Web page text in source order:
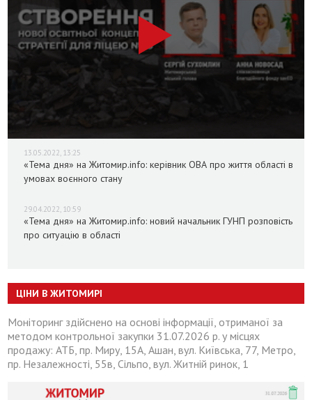
13.05.2022, 13:25
«Тема дня» на Житомир.info: керівник ОВА про життя області в
умовах воєнного стану
29.04.2022, 10:59
«Тема дня» на Житомир.info: новий начальник ГУНП розповість
про ситуацію в області
ЦІНИ В ЖИТОМИРІ
Моніторинг здійснено на основі інформації, отриманої за
методом контрольної закупки 31.07.2026 р. у місцях
продажу: АТБ, пр. Миру, 15А, Ашан, вул. Київська, 77, Метро,
пр. Незалежності, 55в, Сільпо, вул. Житній ринок, 1